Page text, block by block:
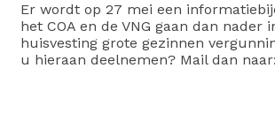
Er wordt op 27 mei een
het COA en de VNG gaan dan
huisvesting grote gezinnen
u hieraan deelnemen? Mail dan